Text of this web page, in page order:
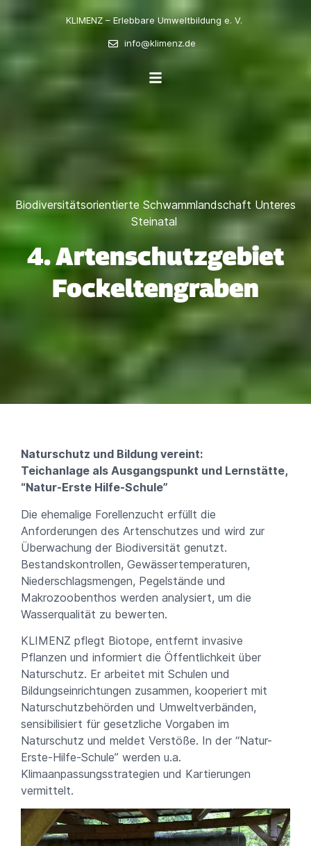
KLIMENZ – Erlebbare Umweltbildung e. V.
info@klimenz.de
Biodiversitätsorientierte Schwammlandschaft Unteres
Steinatal
4. Artenschutzgebiet
Fockeltengraben
Naturschutz und Bildung vereint:
Teichanlage als Ausgangspunkt und Lernstätte,
“Natur-Erste Hilfe-Schule”
Die ehemalige Forellenzucht erfüllt die
Anforderungen des Artenschutzes und wird zur
Überwachung der Biodiversität genutzt.
Bestandskontrollen, Gewässertemperaturen,
Niederschlagsmengen, Pegelstände und
Makrozoobenthos werden analysiert, um die
Wasserqualität zu bewerten.
KLIMENZ pflegt Biotope, entfernt invasive
Pflanzen und informiert die Öffentlichkeit über
Naturschutz. Er arbeitet mit Schulen und
Bildungseinrichtungen zusammen, kooperiert mit
Naturschutzbehörden und Umweltverbänden,
sensibilisiert für gesetzliche Vorgaben im
Naturschutz und meldet Verstöße. In der “Natur-
Erste-Hilfe-Schule” werden u.a.
Klimaanpassungsstrategien und Kartierungen
vermittelt.